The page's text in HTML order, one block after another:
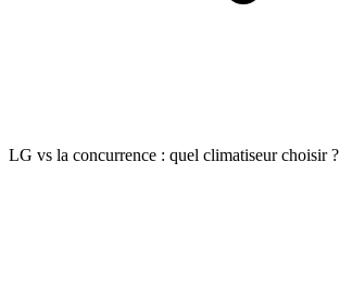
LG vs la concurrence : quel climatiseur choisir ?